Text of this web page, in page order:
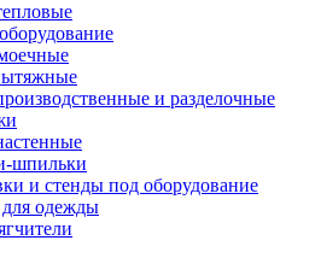
и разделочные
шпильки
и стенды под оборудование
одежды